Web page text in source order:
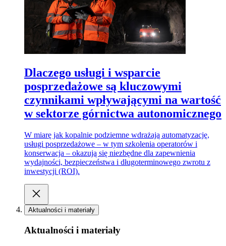
Dlaczego usługi i wsparcie
posprzedażowe są kluczowymi
czynnikami wpływającymi na wartość
w sektorze górnictwa autonomicznego
W miarę jak kopalnie podziemne wdrażają automatyzację,
usługi posprzedażowe – w tym szkolenia operatorów i
konserwacja – okazują się niezbędne dla zapewnienia
wydajności, bezpieczeństwa i długoterminowego zwrotu z
inwestycji (ROI).
Aktualności i materiały
Aktualności i materiały